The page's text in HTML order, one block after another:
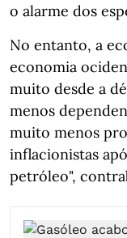
o alarme dos
No entanto, a
economia
muito desde a
menos
muito menos
inflacionistas
petróleo",